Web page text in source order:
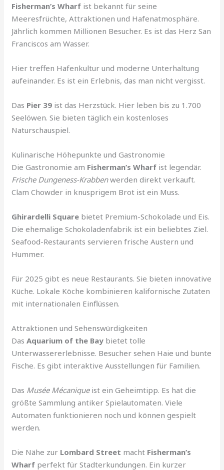
Fisherman’s Wharf ist bekannt für seine
Meeresfrüchte, Attraktionen und Hafenatmosphäre.
Jährlich kommen Millionen Besucher. Es ist das Herz San
Franciscos am Wasser.
Hier treffen Hafenkultur und moderne Unterhaltung
aufeinander. Es ist ein Erlebnis, das man nicht vergisst.
Das Pier 39 ist das Herzstück. Hier leben bis zu 1.700
Seelöwen. Sie bieten täglich ein kostenloses
Naturschauspiel.
Kulinarische Höhepunkte und Gastronomie
Die Gastronomie am Fisherman’s Wharf ist legendär.
Frische Dungeness-Krabbenwerden direkt verkauft.
Clam Chowder in knusprigem Brot ist ein Muss.
Ghirardelli Square bietet Premium-Schokolade und Eis.
Die ehemalige Schokoladenfabrik ist ein beliebtes Ziel.
Seafood-Restaurants servieren frische Austern und
Hummer.
Für 2025 gibt es neue Restaurants. Sie bieten innovative
Küche. Lokale Köche kombinieren kalifornische Zutaten
mit internationalen Einflüssen.
Attraktionen und Sehenswürdigkeiten
DasAquarium of the Bay bietet tolle
Unterwassererlebnisse. Besucher sehen Haie und bunte
Fische. Es gibt interaktive Ausstellungen für Familien.
Das Musée Mécaniqueist ein Geheimtipp. Es hat die
größte Sammlung antiker Spielautomaten. Viele
Automaten funktionieren noch und können gespielt
werden.
Die Nähe zur Lombard Street macht Fisherman’s
Wharf perfekt für Stadterkundungen. Ein kurzer